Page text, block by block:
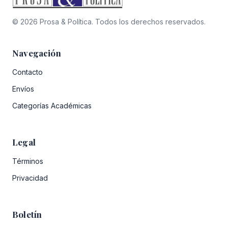
© 2026 Prosa & Política. Todos los derechos reservados.
Navegación
Contacto
Envíos
Categorías Académicas
Legal
Términos
Privacidad
Boletín